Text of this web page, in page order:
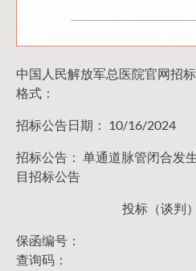
中国人民解放军总医院官网招
格式：
招标公告日期： 10/16/2024
招标公告： 单通道脉管闭合发
目招标公告
投标（谈判
保函编号：
查询码：